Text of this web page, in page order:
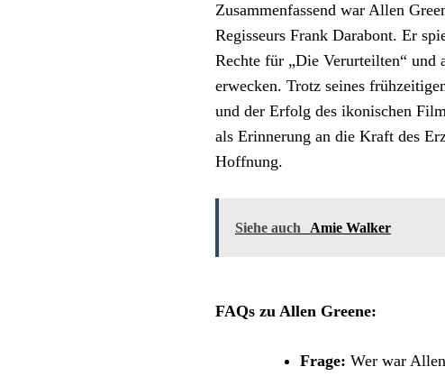
Zusammenfassend war Allen
Regisseurs Frank Darabont. Er
Rechte für „Die Verurteilten“ und
erwecken. Trotz seines
und der Erfolg des ikonischen
als Erinnerung an die Kraft des
Hoffnung.
Siehe auch Amie Walker
FAQs zu Allen Greene:
Frage: Wer war